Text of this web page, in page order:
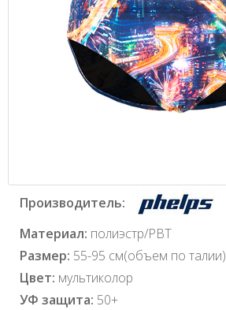
Производитель:
Материал: полиэстр/PBT
Размер: 55-95 см(объем по талии)
Цвет: мультиколор
УФ защита: 50+